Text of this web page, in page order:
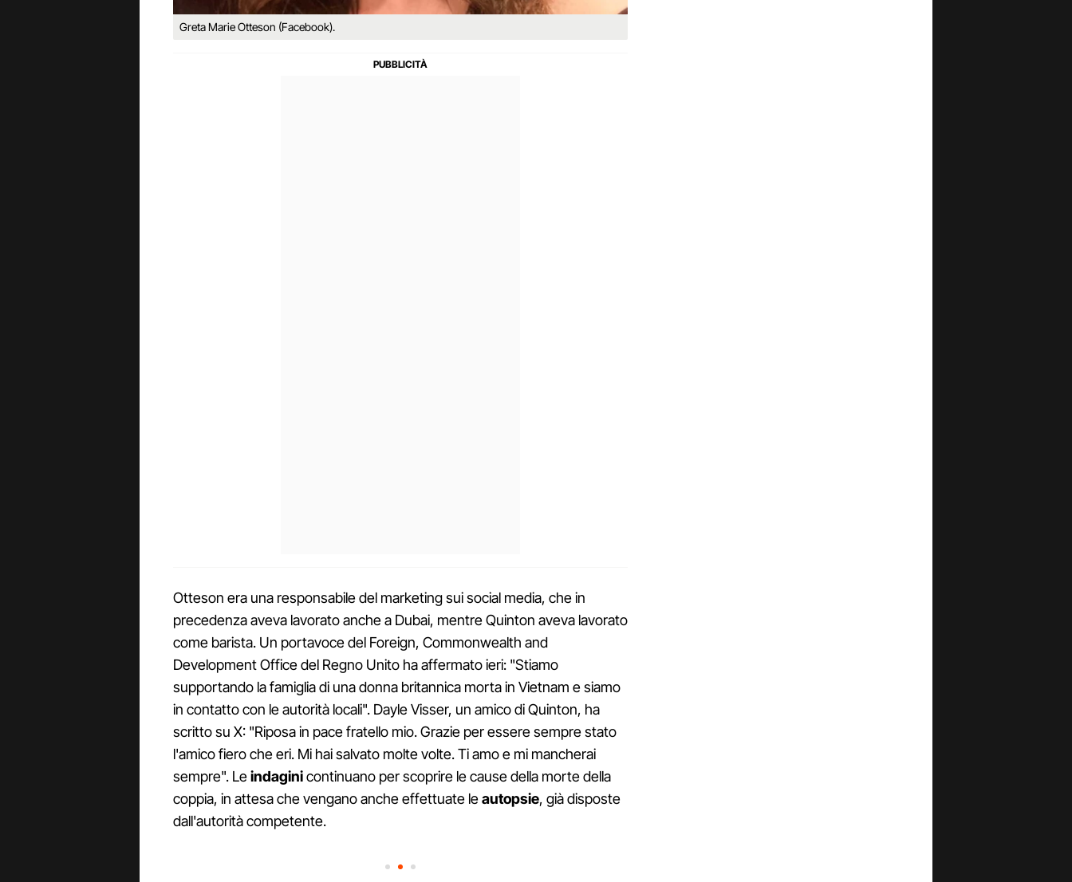
Greta Marie Otteson (Facebook).
Otteson era una responsabile del marketing sui social media, che in
precedenza aveva lavorato anche a Dubai, mentre Quinton aveva lavorato
come barista. Un portavoce del Foreign, Commonwealth and
Development Office del Regno Unito ha affermato ieri: "Stiamo
supportando la famiglia di una donna britannica morta in Vietnam e siamo
in contatto con le autorità locali". Dayle Visser, un amico di Quinton, ha
scritto su X: "Riposa in pace fratello mio. Grazie per essere sempre stato
l'amico fiero che eri. Mi hai salvato molte volte. Ti amo e mi mancherai
sempre". Leindaginicontinuano per scoprire le cause della morte della
coppia, in attesa che vengano anche effettuate leautopsie, già disposte
dall'autorità competente.